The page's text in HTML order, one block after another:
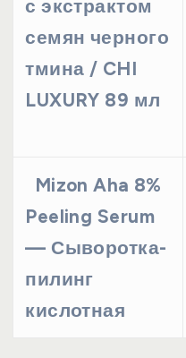
с экстрактом
семян черного
тмина / CHI
LUXURY 89 мл
Mizon Aha 8%
Peeling Serum
— Сыворотка-
пилинг
кислотная